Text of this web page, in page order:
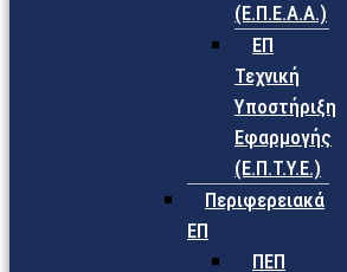
(Ε.Π.Ε.Α.Α.)
ΕΠ
Τεχνική
Υποστήριξη
Εφαρμογής
(Ε.Π.Τ.Υ.Ε.)
Περιφερειακά
ΕΠ
ΠΕΠ